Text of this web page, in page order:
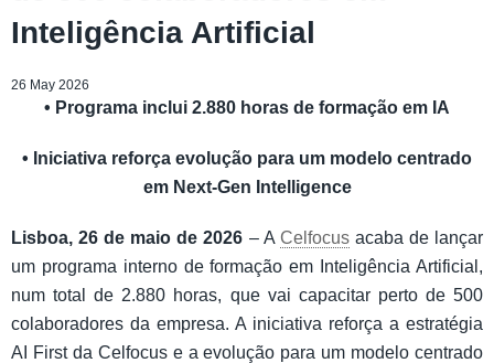
Inteligência Artificial
26 May 2026
• Programa inclui 2.880 horas de formação em IA
• Iniciativa reforça evolução para um modelo centrado
em Next-Gen Intelligence
Lisboa, 26 de maio de 2026 – A Celfocusacaba de lançar
um programa interno de formação em Inteligência Artificial,
num total de 2.880 horas, que vai capacitar perto de 500
colaboradores da empresa. A iniciativa reforça a estratégia
AI First da Celfocus e a evolução para um modelo centrado